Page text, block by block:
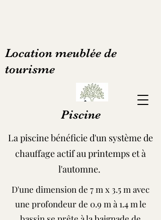
Location meublée de
tourisme
Piscine
D'une dimension de 7 m x 3.5 m avec
une profondeur de 0.9 m à 1.4 m le
La piscine bénéficie d'un système de
chauffage actif au printemps et à
l'automne.